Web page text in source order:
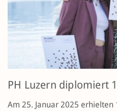
PH Luzern diplomiert
Am 25. Januar 2025 erhielten